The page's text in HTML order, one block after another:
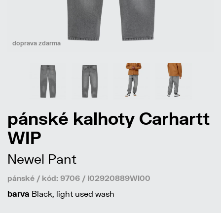
doprava zdarma
pánské kalhoty Carhartt
WIP
Newel Pant
pánské / kód: 9706 / I02920889WI00
barva Black, light used wash